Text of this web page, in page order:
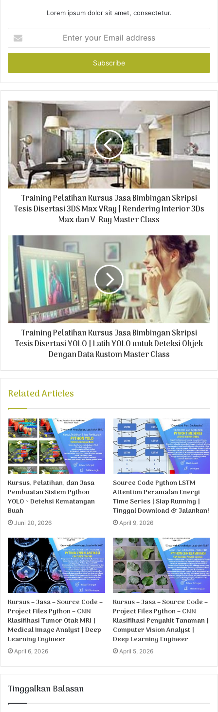
Lorem ipsum dolor sit amet, consectetur.
t
r
y
u
E
i
l
a
d
s
Training Pelatihan Kursus Jasa Bimbingan Skripsi
Tesis Disertasi 3DS Max VRay | Rendering Interior 3Ds
Max dan V-Ray Master Class
Training Pelatihan Kursus Jasa Bimbingan Skripsi
Tesis Disertasi YOLO | Latih YOLO untuk Deteksi Objek
Dengan Data Kustom Master Class
Related Articles
Kursus, Pelatihan, dan Jasa
Pembuatan Sistem Python
YOLO ~ Deteksi Kematangan
Buah
Juni 20, 2026
Source Code Python LSTM
Attention Peramalan Energi
Time Series | Siap Running |
Tinggal Download & Jalankan!
April 9, 2026
Kursus – Jasa – Source Code –
Project Files Python – CNN
Klasifikasi Tumor Otak MRI |
Medical Image Analyst | Deep
Learning Engineer
April 6, 2026
Kursus – Jasa – Source Code –
Project Files Python – CNN
Klasifikasi Penyakit Tanaman |
Computer Vision Analyst |
Deep Learning Engineer
April 5, 2026
Tinggalkan Balasan